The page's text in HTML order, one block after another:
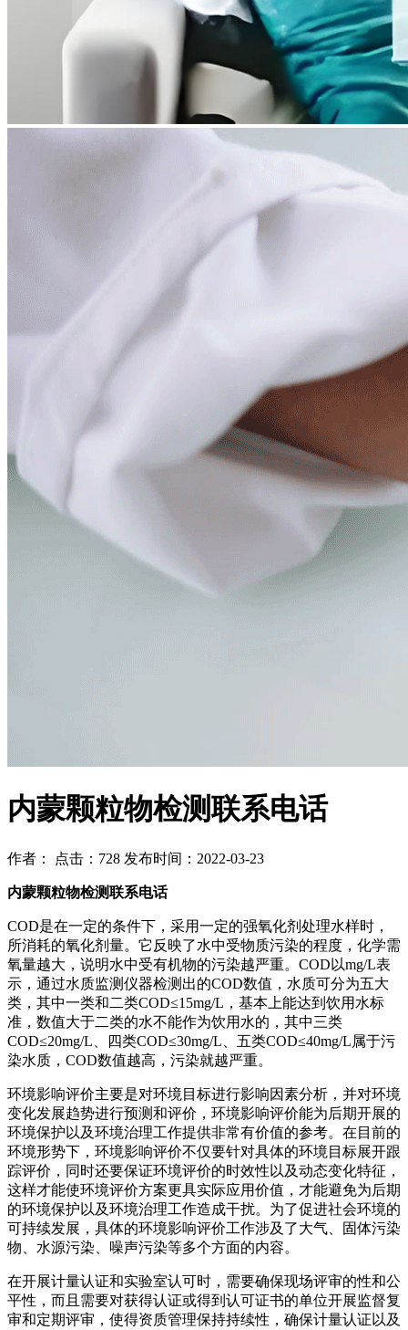
内蒙颗粒物检测联系电话
作者： 点击：728 发布时间：2022-03-23
内蒙颗粒物检测联系电话
COD是在一定的条件下，采用一定的强氧化剂处理水样时，
所消耗的氧化剂量。它反映了水中受物质污染的程度，化学需
氧量越大，说明水中受有机物的污染越严重。COD以mg/L表
示，通过水质监测仪器检测出的COD数值，水质可分为五大
类，其中一类和二类COD≤15mg/L，基本上能达到饮用水标
准，数值大于二类的水不能作为饮用水的，其中三类
COD≤20mg/L、四类COD≤30mg/L、五类COD≤40mg/L属于污
染水质，COD数值越高，污染就越严重。
环境影响评价主要是对环境目标进行影响因素分析，并对环境
变化发展趋势进行预测和评价，环境影响评价能为后期开展的
环境保护以及环境治理工作提供非常有价值的参考。在目前的
环境形势下，环境影响评价不仅要针对具体的环境目标展开跟
踪评价，同时还要保证环境评价的时效性以及动态变化特征，
这样才能使环境评价方案更具实际应用价值，才能避免为后期
的环境保护以及环境治理工作造成干扰。为了促进社会环境的
可持续发展，具体的环境影响评价工作涉及了大气、固体污染
物、水源污染、噪声污染等多个方面的内容。
在开展计量认证和实验室认可时，需要确保现场评审的性和公
平性，而且需要对获得认证或得到认可证书的单位开展监督复
审和定期评审，使得资质管理保持持续性，确保计量认证以及